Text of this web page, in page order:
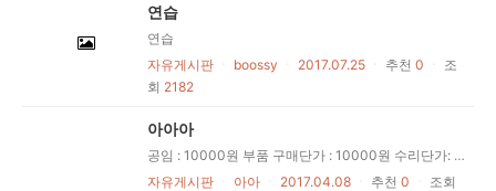
연습
연습
자유게시판
boossy 2017.07.25 추천 0
조
회 2182
아아아
공임 : 10000원 부품 구매단가 : 10000원 수리단가: 10000원
자유게시판
아아 2017.04.08 추천 0
조회